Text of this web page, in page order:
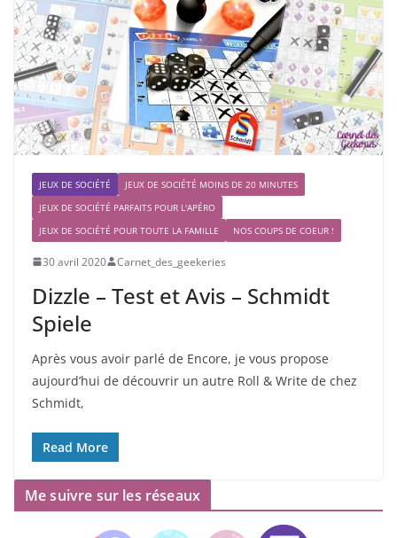
JEUX DE SOCIÉTÉ
JEUX DE SOCIÉTÉ MOINS DE 20 MINUTES
JEUX DE SOCIÉTÉ PARFAITS POUR L'APÉRO
JEUX DE SOCIÉTÉ POUR TOUTE LA FAMILLE
NOS COUPS DE COEUR !
30 avril 2020 Carnet_des_geekeries
Dizzle – Test et Avis – Schmidt
Spiele
Après vous avoir parlé de Encore, je vous propose
aujourd’hui de découvrir un autre Roll & Write de chez
Schmidt,
Read More
Me suivre sur les réseaux